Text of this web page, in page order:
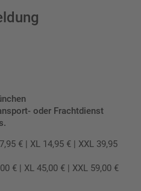
oder Frachtdienst
€ | XL 14,95 € | XXL 39,95
€ | XL 45,00 € | XXL 59,00 €